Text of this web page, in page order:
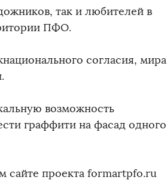
так и любителей в
ПФО.
согласия, мира
возможность
граффити на фасад одного
сайте проекта formartpfo.ru